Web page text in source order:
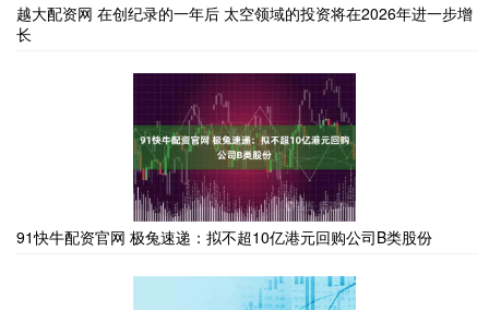
越大配资网 在创纪录的一年后 太空领域的投资将在2026年进一步增
长
91快牛配资官网 极兔速递：拟不超10亿港元回购公司B类股份